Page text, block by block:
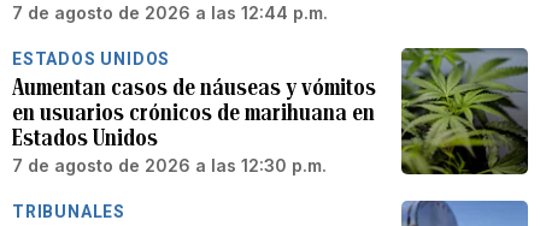
7 de agosto de 2026 a las 12:44 p.m.
ESTADOS UNIDOS
Aumentan casos de náuseas y vómitos
en usuarios crónicos de marihuana en
Estados Unidos
7 de agosto de 2026 a las 12:30 p.m.
TRIBUNALES